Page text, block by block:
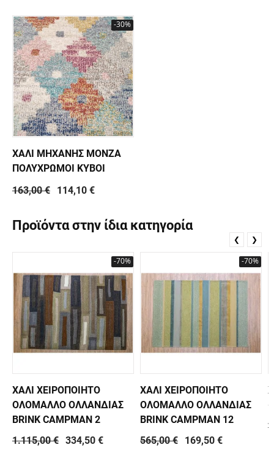
-30%
ΧΑΛΙ ΜΗΧΑΝΗΣ MONZA
ΠΟΛΥΧΡΩΜΟΙ ΚΥΒΟΙ
163,00 €
114,10 €
Προϊόντα στην ίδια κατηγορία
-70%
ΧΑΛΙ ΧΕΙΡΟΠΟΙΗΤΟ
ΟΛΟΜΑΛΛΟ ΟΛΛΑΝΔΙΑΣ
BRINK CAMPMAN 2
1.115,00 € 334,50 €
-70%
ΧΑΛΙ ΧΕΙΡΟΠΟΙΗΤΟ
ΟΛΟΜΑΛΛΟ ΟΛΛΑΝΔΙΑΣ
BRINK CAMPMAN 12
565,00 €
169,50 €
-
❮ ❯